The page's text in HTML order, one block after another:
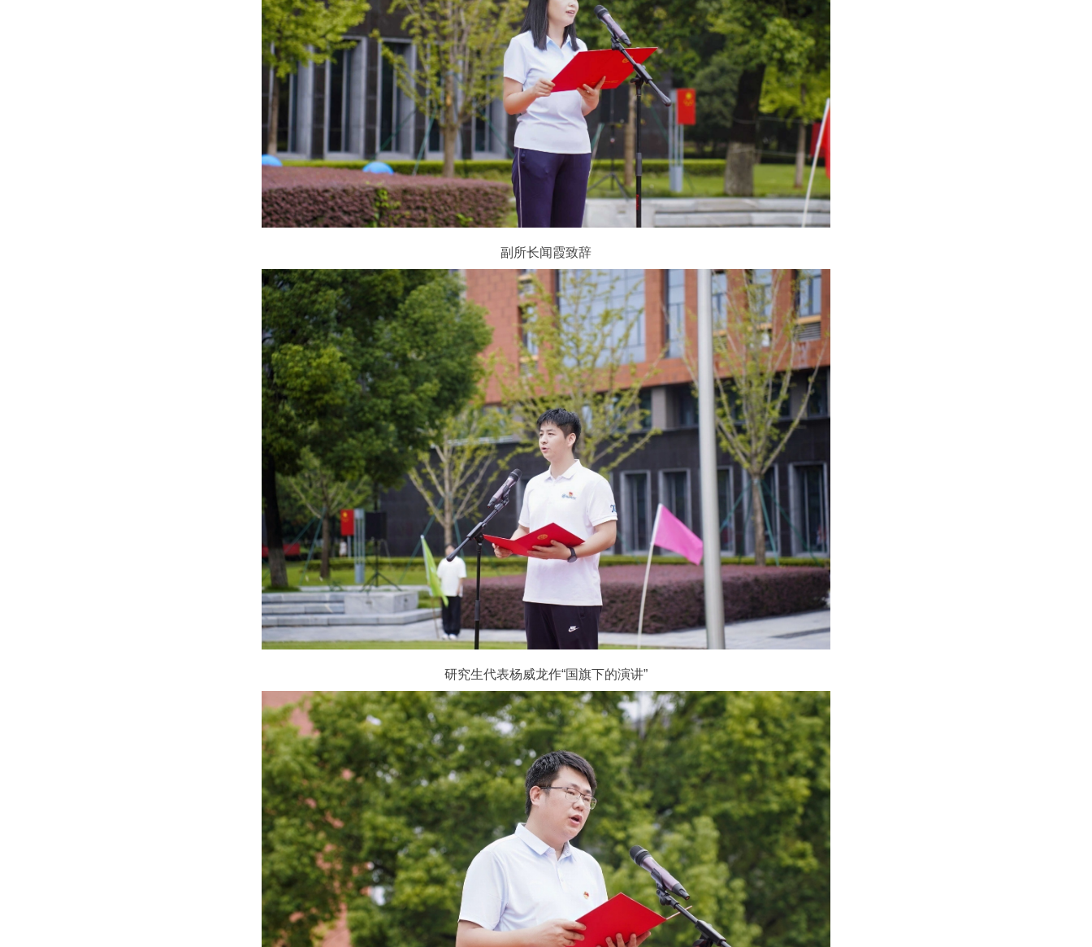
副所长闻霞致辞
研究生代表杨威龙作“国旗下的演讲”